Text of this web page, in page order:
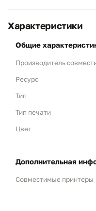
01 Чистый
Цветовой
что
зеленоватых
включает
добавки,
Характеристики
общие
Производитель
Ресурс
Тип
Тип печати
Цвет
дополнительная
Совместимые принтеры